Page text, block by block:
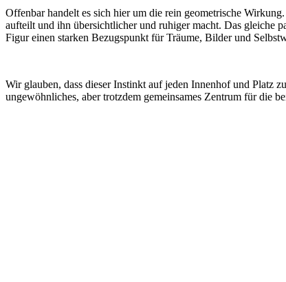
Offenbar handelt es sich hier um die rein geometrische
aufteilt und ihn übersichtlicher und ruhiger macht. Das gleiche
Figur einen starken Bezugspunkt für Träume, Bilder und
Wir glauben, dass dieser Instinkt auf jeden Innenhof und Platz
ungewöhnliches, aber trotzdem gemeinsames Zentrum für die